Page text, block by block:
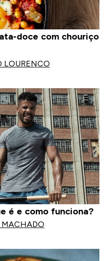
doce com chouriço
LOURENCO
é e como funciona?
MACHADO